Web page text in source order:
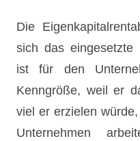
Die
sich das eingesetzte
ist für den
Kenngröße, weil er
viel er erzielen
Unternehmen